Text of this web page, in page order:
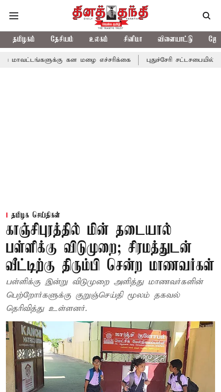
தமிழகம் தேசியம் உலகம் சினிமா விளையாட்டு
கன மழை எச்சரிக்கை புதுச்சேரி சட்டசபையில் வரும்
தமிழக செய்திகள்
காஞ்சிபுரத்தில் மின் தடையால்
பள்ளிக்கு விடுமுறை; சிரமத்துடன்
வீட்டிற்கு திரும்பி சென்ற மாணவர்கள்
பள்ளிக்கு இன்று விடுமுறை அளித்து மாணவர்களின்
பெற்றோர்களுக்கு குறுஞ்செய்தி மூலம் தகவல்
தெரிவித்து உள்ளனர்.